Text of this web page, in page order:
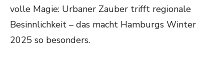
volle Magie: Urbaner Zauber trifft regionale
Besinnlichkeit – das macht Hamburgs Winter
2025 so besonders.